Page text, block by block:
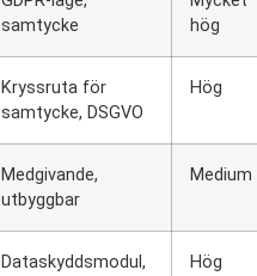
samtycke
hög
Kryssruta för
samtycke, DSGVO
Hög
Medgivande,
utbyggbar
Medium
Dataskyddsmodul,
Hög